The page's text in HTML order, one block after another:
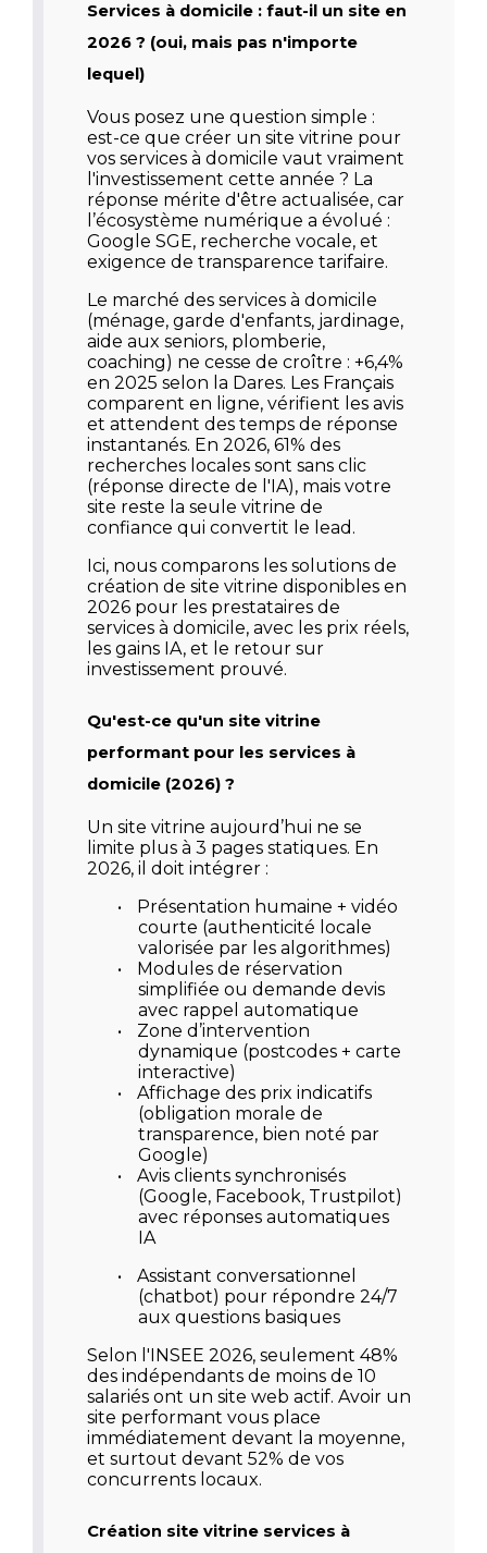
Services à domicile : faut-il un site en
2026 ? (oui, mais pas n'importe
lequel)
Vous posez une question simple :
est-ce que créer un site vitrine pour
vos services à domicile vaut vraiment
l'investissement cette année ? La
réponse mérite d'être actualisée, car
l’écosystème numérique a évolué :
Google SGE, recherche vocale, et
exigence de transparence tarifaire.
Le marché des services à domicile
(ménage, garde d'enfants, jardinage,
aide aux seniors, plomberie,
coaching) ne cesse de croître : +6,4%
en 2025 selon la Dares. Les Français
comparent en ligne, vérifient les avis
et attendent des temps de réponse
instantanés. En 2026, 61% des
recherches locales sont sans clic
(réponse directe de l'IA), mais votre
site reste la seule vitrine de
confiance qui convertit le lead.
Ici, nous comparons les solutions de
création de site vitrine disponibles en
2026 pour les prestataires de
services à domicile, avec les prix réels,
les gains IA, et le retour sur
investissement prouvé.
Qu'est-ce qu'un site vitrine
performant pour les services à
domicile (2026) ?
Un site vitrine aujourd’hui ne se
limite plus à 3 pages statiques. En
2026, il doit intégrer :
•
Présentation humaine + vidéo
courte (authenticité locale
valorisée par les algorithmes)
•
Modules de réservation
simplifiée ou demande devis
avec rappel automatique
•
Zone d’intervention
dynamique (postcodes + carte
interactive)
•
Affichage des prix indicatifs
(obligation morale de
transparence, bien noté par
Google)
•
Avis clients synchronisés
(Google, Facebook, Trustpilot)
avec réponses automatiques
IA
•
Assistant conversationnel
(chatbot) pour répondre 24/7
aux questions basiques
Selon l'INSEE 2026, seulement 48%
des indépendants de moins de 10
salariés ont un site web actif. Avoir un
site performant vous place
immédiatement devant la moyenne,
et surtout devant 52% de vos
concurrents locaux.
Création site vitrine services à